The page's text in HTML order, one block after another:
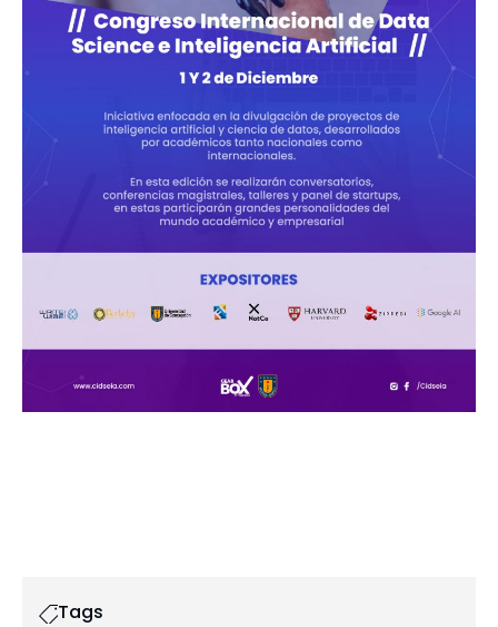
Tags